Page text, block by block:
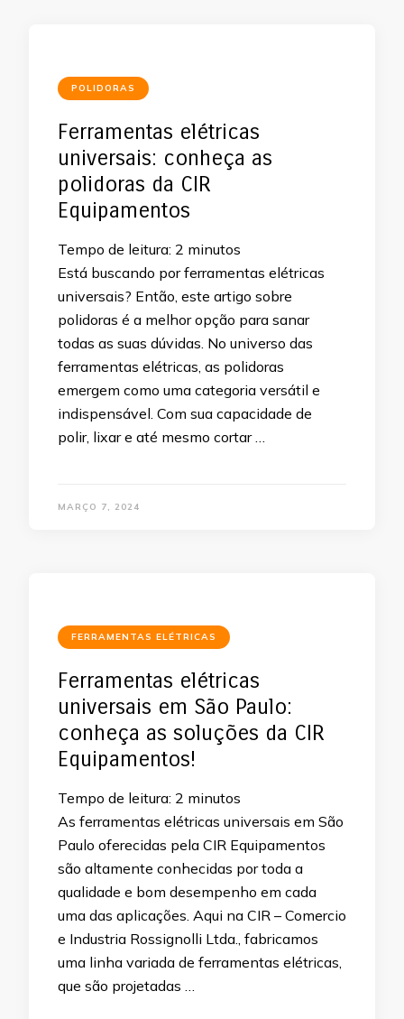
POLIDORAS
Ferramentas elétricas
universais: conheça as
polidoras da CIR
Equipamentos
Tempo de leitura: 2 minutos
Está buscando por ferramentas elétricas
universais? Então, este artigo sobre
polidoras é a melhor opção para sanar
todas as suas dúvidas. No universo das
ferramentas elétricas, as polidoras
emergem como uma categoria versátil e
indispensável. Com sua capacidade de
polir, lixar e até mesmo cortar …
MARÇO 7, 2024
FERRAMENTAS ELÉTRICAS
Ferramentas elétricas
universais em São Paulo:
conheça as soluções da CIR
Equipamentos!
Tempo de leitura: 2 minutos
As ferramentas elétricas universais em São
Paulo oferecidas pela CIR Equipamentos
são altamente conhecidas por toda a
qualidade e bom desempenho em cada
uma das aplicações. Aqui na CIR – Comercio
e Industria Rossignolli Ltda., fabricamos
uma linha variada de ferramentas elétricas,
que são projetadas …